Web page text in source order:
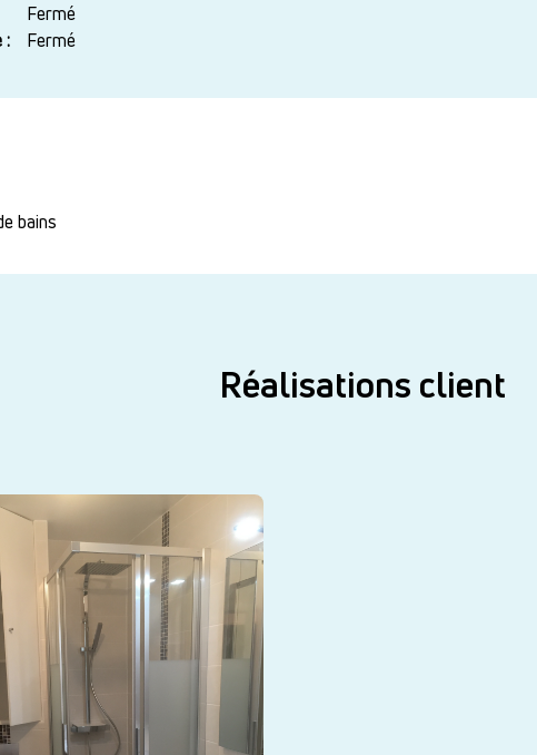
Fermé
:
Fermé
bains
Réalisations client